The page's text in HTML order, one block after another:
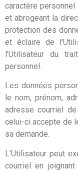
caractère
et abrogeant la
protection des
et éclaire de
l’Utilisateur du
personnel.
Les données
le nom, prénom,
adresse courriel
celui-ci accepte de
sa demande.
L’Utilisateur peut
courriel en